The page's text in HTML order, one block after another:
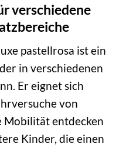
verschiedene
pastellrosa ist ein
in verschiedenen
Er eignet sich
von
Mobilität entdecken
Kinder, die einen